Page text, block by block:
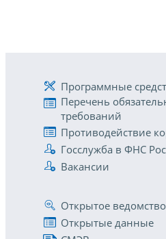
Программные
Перечень
требований
Противодействие
Госслужба в ФНС
Вакансии
Открытое ведомство
Открытые данные